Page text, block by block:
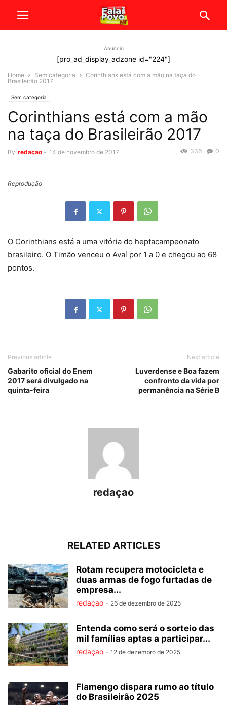
Anúncio
[pro_ad_display_adzone id="224"]
Home Sem categoria
Corinthians está com a mão na taça do
Brasileirão 2017
Sem categoria
Corinthians está com a mão
na taça do Brasileirão 2017
By redaçao - 14 de novembro de 2017 0
336
Reprodução
O Corinthians está a uma vitória do heptacampeonato
brasileiro. O Timão venceu o Avaí por 1 a 0 e chegou ao 68
pontos.
Previous article
Gabarito oficial do Enem
2017 será divulgado na
quinta-feira
Next article
Luverdense e Boa fazem
confronto da vida por
permanência na Série B
redaçao
RELATED ARTICLES
Rotam recupera motocicleta e
duas armas de fogo furtadas de
empresa...
redaçao - 26 de dezembro de 2025
Entenda como será o sorteio das
mil famílias aptas a participar...
redaçao - 12 de dezembro de 2025
Flamengo dispara rumo ao título
do Brasileirão 2025